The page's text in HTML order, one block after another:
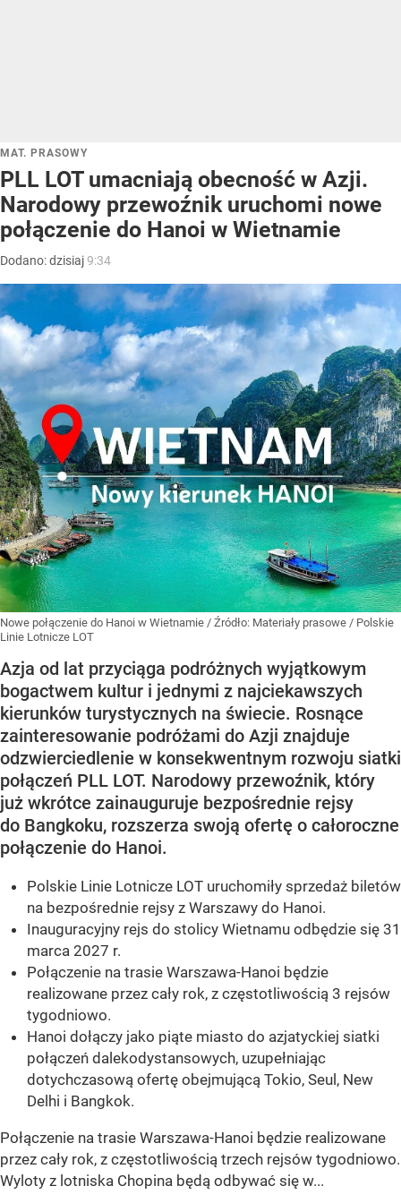
MAT. PRASOWY
PLL LOT umacniają obecność w Azji.
Narodowy przewoźnik uruchomi nowe
połączenie do Hanoi w Wietnamie
Dodano:dzisiaj9:34
Nowe połączenie do Hanoi w Wietnamie / Źródło: Materiały prasowe / Polskie
Linie Lotnicze LOT
Azja od lat przyciąga podróżnych wyjątkowym
bogactwem kultur i jednymi z najciekawszych
kierunków turystycznych na świecie. Rosnące
zainteresowanie podróżami do Azji znajduje
odzwierciedlenie w konsekwentnym rozwoju siatki
połączeń PLL LOT. Narodowy przewoźnik, który
już wkrótce zainauguruje bezpośrednie rejsy
do Bangkoku, rozszerza swoją ofertę o całoroczne
połączenie do Hanoi.
Polskie Linie Lotnicze LOT uruchomiły sprzedaż biletów
na bezpośrednie rejsy z Warszawy do Hanoi.
Inauguracyjny rejs do stolicy Wietnamu odbędzie się 31
marca 2027 r.
Połączenie na trasie Warszawa-Hanoi będzie
realizowane przez cały rok, z częstotliwością 3 rejsów
tygodniowo.
Hanoi dołączy jako piąte miasto do azjatyckiej siatki
połączeń dalekodystansowych, uzupełniając
dotychczasową ofertę obejmującą Tokio, Seul, New
Delhi i Bangkok.
Połączenie na trasie Warszawa-Hanoi będzie realizowane
przez cały rok, z częstotliwością trzech rejsów tygodniowo.
Wyloty z lotniska Chopina będą odbywać się w...